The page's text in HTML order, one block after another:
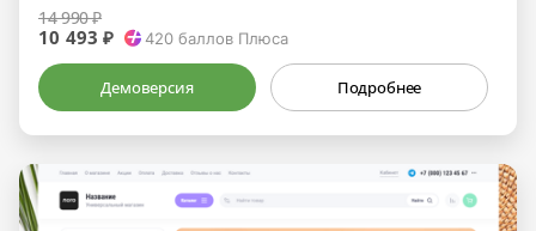
14 990 ₽
10 493 ₽ 420баллов Плюса
Демоверсия Подробнее